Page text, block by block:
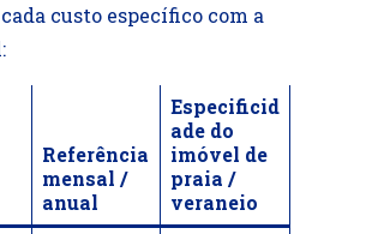
custo específico com a
Referência
mensal /
anual
Especificid
ade do
imóvel de
praia /
veraneio